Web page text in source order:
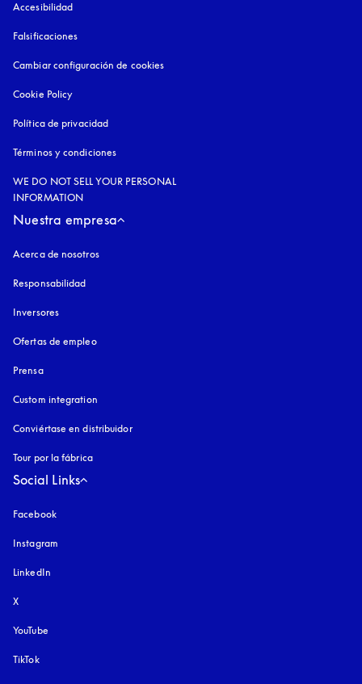
Accesibilidad
Falsificaciones
Cambiar configuración de cookies
Cookie Policy
Política de privacidad
Términos y condiciones
WE DO NOT SELL YOUR PERSONAL
INFORMATION
Nuestra empresa
Acerca de nosotros
Responsabilidad
Inversores
Ofertas de empleo
Prensa
Custom integration
Conviértase en distribuidor
Tour por la fábrica
Social Links
Facebook
Instagram
LinkedIn
X
YouTube
TikTok